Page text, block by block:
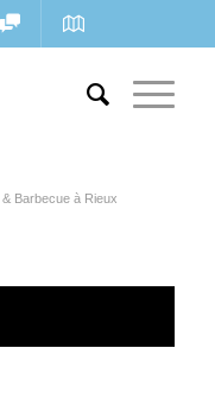
Barbecue à Rieux